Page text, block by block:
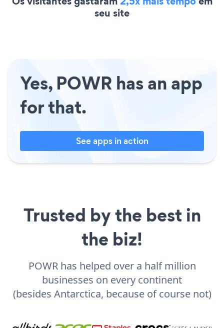
seu site
Yes, POWR has an app
for that.
See apps in action
Trusted by the best in
the biz!
POWR has helped over a half million
businesses on every continent
(besides Antarctica, because of course not)